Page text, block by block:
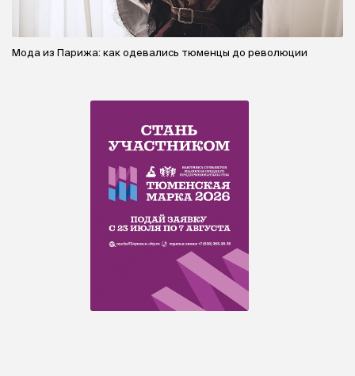
Мода из Парижа: как одевались тюменцы до революции